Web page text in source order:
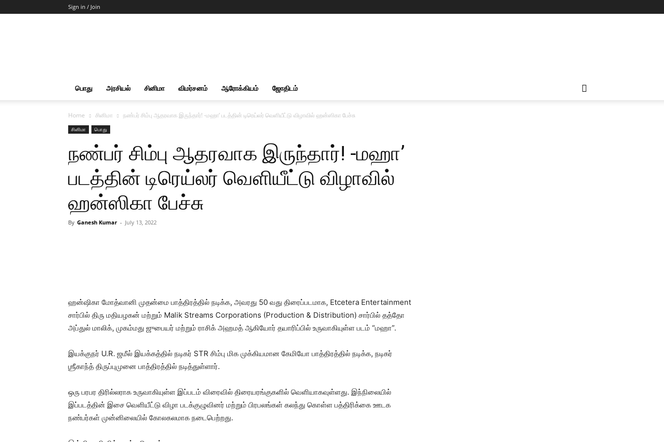
Sign in / Join
&
பொது அரசியல் சினிமா விமர்சனம் ஆரோக்கியம் ஜோதிடம்
Home சினிமா நண்பர் சிம்பு ஆதரவாக இருந்தார்! -மஹா’ படத்தின் டிரெய்லர் வெளியீட்டு விழாவில் ஹன்ஸிகா பேச்சு
சினிமா பொது
நண்பர் சிம்பு ஆதரவாக இருந்தார்! -மஹா’
படத்தின் டிரெய்லர் வெளியீட்டு விழாவில்
ஹன்ஸிகா பேச்சு
By Ganesh Kumar - July 13, 2022
ஹன்ஷிகா மோத்வானி முதன்மை பாத்திரத்தில் நடிக்க, அவரது 50 வது திரைப்படமாக, Etcetera Entertainment
சார்பில் திரு மதியழகன் மற்றும் Malik Streams Corporations (Production & Distribution) சார்பில் தத்தோ
அப்துல் மாலிக், முகம்மது ஜுபையர் மற்றும் ராசிக் அஹமத் ஆகியோர் தயாரிப்பில் உருவாகியுள்ள படம் “மஹா”.
இயக்குநர் U.R. ஜமீல் இயக்கத்தில் நடிகர் STR சிம்பு மிக முக்கியமான கேமியோ பாத்திரத்தில் நடிக்க, நடிகர்
ஶ்ரீகாந்த் திருப்புமுனை பாத்திரத்தில் நடித்துள்ளார்.
ஒரு பரபர திரில்லராக உருவாகியுள்ள இப்படம் விரைவில் திரையரங்குகளில் வெளியாகவுள்ளது. இந்நிலையில்
இப்படத்தின் இசை வெளியீட்டு விழா படக்குழுவினர் மற்றும் பிரபலங்கள் கலந்து கொள்ள பத்திரிக்கை ஊடக
நண்பர்கள் முன்னிலையில் கோலகலமாக நடைபெற்றது.